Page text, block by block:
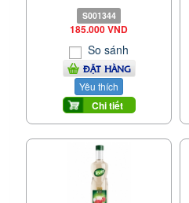
S001344
185.000 VND
So sánh
ĐẶT HÀNG
Yêu thích
Chi tiết